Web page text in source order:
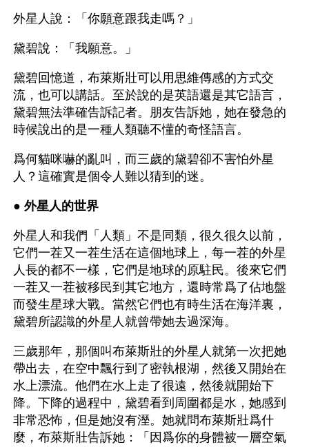
外星人說：「你願意跟我走嗎？」
黛碧說：「我願意。」
黛碧回憶道，布萊斯壯可以用思維傳感的方式交
流，也可以講話。至於說的是英語還是其它語言，
黛碧無法準確告訴記者。朋友告訴她，她在發急的
時候說出的是一種人類聽不懂的奇怪語言。
爲何貓咪嚇的亂叫，而三歲的黛碧卻不害怕外星
人？這確實是個令人難以猜到的迷。
● 外星人的世界
外星人和我們「人類」不是同類，很久很久以前，
它們一茬又一茬生活在這個地球上，每一茬的外星
人長的都不一樣，它們是地球的原駐民。後來它們
一茬又一茬被移民到其它地方，還時常爲了佔地盤
而發生星球大戰。當然它們也有時生活在海洋裏，
黛碧所認識的外星人就曾帶她去過深海。
三歲那年，那個叫布萊斯壯的外星人就第一次把她
帶出去，在空中飄行到了密執根湖，然後又開始在
水上漂流。他們在水上走了很遠，然後就開始下
降。下降的過程中，黛碧看到周圍都是水，她感到
非常恐怖，但是她沒有溼。她就問布萊斯壯爲什
麼，布萊斯壯告訴她：「因爲你的身體被一層空氣